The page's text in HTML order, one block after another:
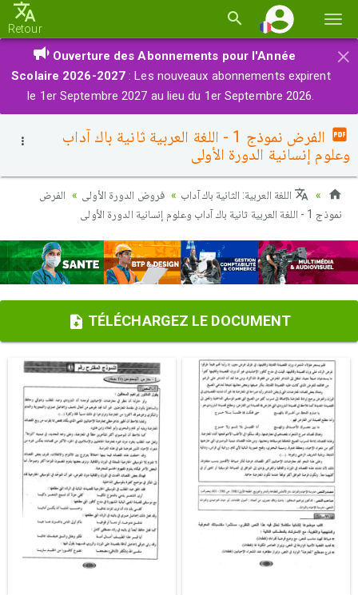
la
Retour
×
Ouverture des Abonnements pour l'Année
Scolaire 2026-2027 : Les nouveaux abonnements expirent
le 1er Septembre 2027 au lieu du 1er Septembre 2026.
الفرض نموذج 1 - اللغة العربية ثانية باك آداب
وعلوم إنسانية الدورة الأولى
اللغة العربية: الثانية باك آداب فروض الدورة الأولى
الفرض
نموذج 1 - اللغة العربية ثانية باك آداب وعلوم إنسانية الدورة الأولى
TÉLÉCHARGEZ LE DOCUMENT